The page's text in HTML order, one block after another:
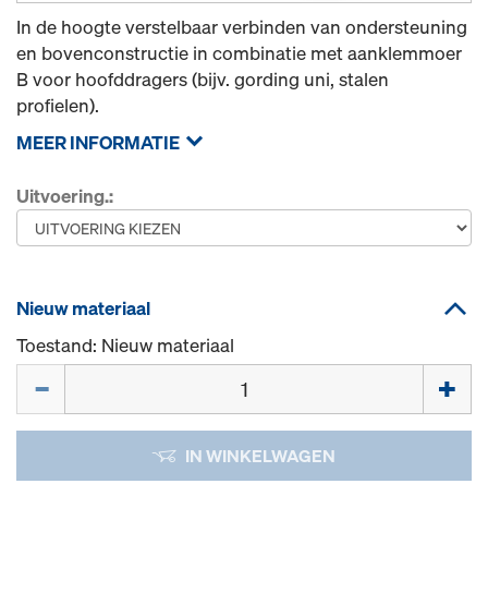
In de hoogte verstelbaar verbinden van ondersteuning
en bovenconstructie in combinatie met aanklemmoer
B voor hoofddragers (bijv. gording uni, stalen
profielen).
MEER INFORMATIE
Uitvoering.:
Nieuw materiaal
Toestand: Nieuw materiaal
IN WINKELWAGEN